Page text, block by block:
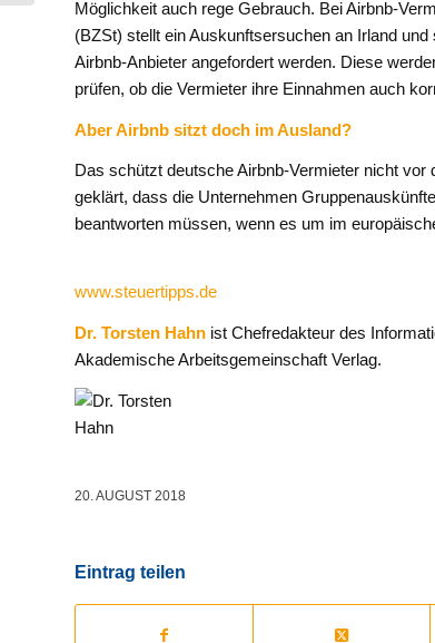
Möglichkeit auch rege Gebrauch. Bei Airbnb-
(BZSt) stellt ein Auskunftsersuchen an Irland
Airbnb-Anbieter angefordert werden. Diese
prüfen, ob die Vermieter ihre Einnahmen auch
Aber Airbnb sitzt doch im Ausland?
Das schützt deutsche Airbnb-Vermieter nicht
geklärt, dass die Unternehmen
beantworten müssen, wenn es um im
www.steuertipps.de
Dr. Torsten Hahn ist Chefredakteur des
Akademische Arbeitsgemeinschaft Verlag.
20. AUGUST 2018
Eintrag teilen